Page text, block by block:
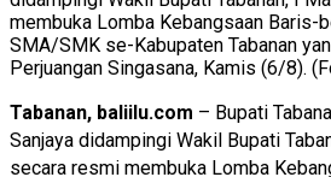
membuka Lomba Kebangsaan Baris-
SMA/SMK se-Kabupaten Tabanan
Perjuangan Singasana, Kamis (6/8).
Tabanan, baliilu.com – Bupati
Sanjaya didampingi Wakil Bupati
secara resmi membuka Lomba